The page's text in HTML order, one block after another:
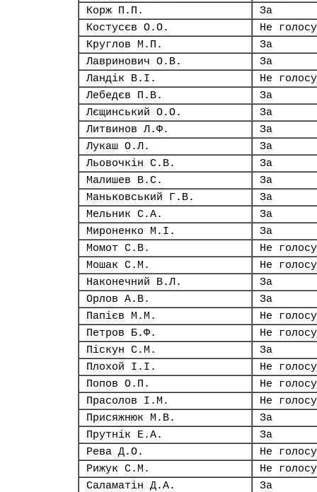
Корж П.П.
За
Костусєв О.О.
Не
Круглов М.П.
За
Лавринович О.В.
За
Ландік В.І.
Не
Лебедєв П.В.
За
Лєщинський О.О.
За
Литвинов Л.Ф.
За
Лукаш О.Л.
За
Льовочкін С.В.
За
Малишев В.С.
За
Маньковський Г.В.
За
Мельник С.А.
За
Мироненко М.І.
За
Момот С.В.
Не
Мошак С.М.
Не
Наконечний В.Л.
За
Орлов А.В.
За
Папієв М.М.
Не
Петров Б.Ф.
Не
Піскун С.М.
За
Плохой І.І.
Не
Попов О.П.
Не
Прасолов І.М.
Не
Присяжнюк М.В.
За
Прутнік Е.А.
За
Рева Д.О.
Не
Рижук С.М.
Не
Саламатін Д.А.
За